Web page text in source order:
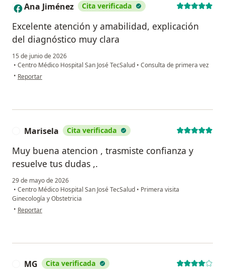
A Ana Jiménez Cita verificada
Excelente atención y amabilidad, explicación
del diagnóstico muy clara
15 de junio de 2026
• Centro Médico Hospital San José TecSalud • Consulta de primera vez
• en opinión del usuario Ana Jiménez
Reportar
Marisela Cita verificada
Muy buena atencion , trasmiste confianza y
resuelve tus dudas ,.
29 de mayo de 2026
• Centro Médico Hospital San José TecSalud • Primera visita
Ginecología y Obstetricia
• en opinión del usuario Marisela
Reportar
MG Cita verificada